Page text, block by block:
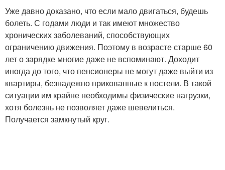
Уже давно доказано, что если мало двигаться, будешь
болеть. С годами люди и так имеют множество
хронических заболеваний, способствующих
ограничению движения. Поэтому в возрасте старше 60
лет о зарядке многие даже не вспоминают. Доходит
иногда до того, что пенсионеры не могут даже выйти из
квартиры, безнадежно прикованные к постели. В такой
ситуации им крайне необходимы физические нагрузки,
хотя болезнь не позволяет даже шевелиться.
Получается замкнутый круг.